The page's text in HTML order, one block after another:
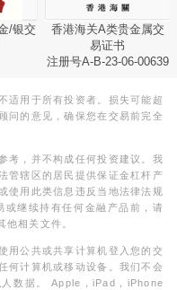
/银交
香港海关A类贵金属交
易证书
注册号A-B-23-06-00639
适用于所有投资者。损失可能超
问的意见，确保您在交易前完全
考，并不构成任何投资建议。我
管辖区的居民提供保证金杠杆产
使用此类信息违反当地法律法规
继续持有任何金融产品前，请
他相关文件。
用公共或共享计算机登入您的交
何计算机或移动设备。我们不会
数据。 Apple，iPad，iPhone